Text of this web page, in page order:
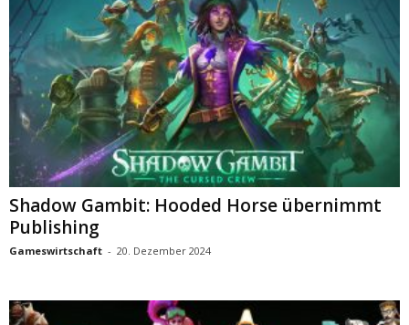
Shadow Gambit: Hooded Horse übernimmt
Publishing
Gameswirtschaft - 20. Dezember 2024